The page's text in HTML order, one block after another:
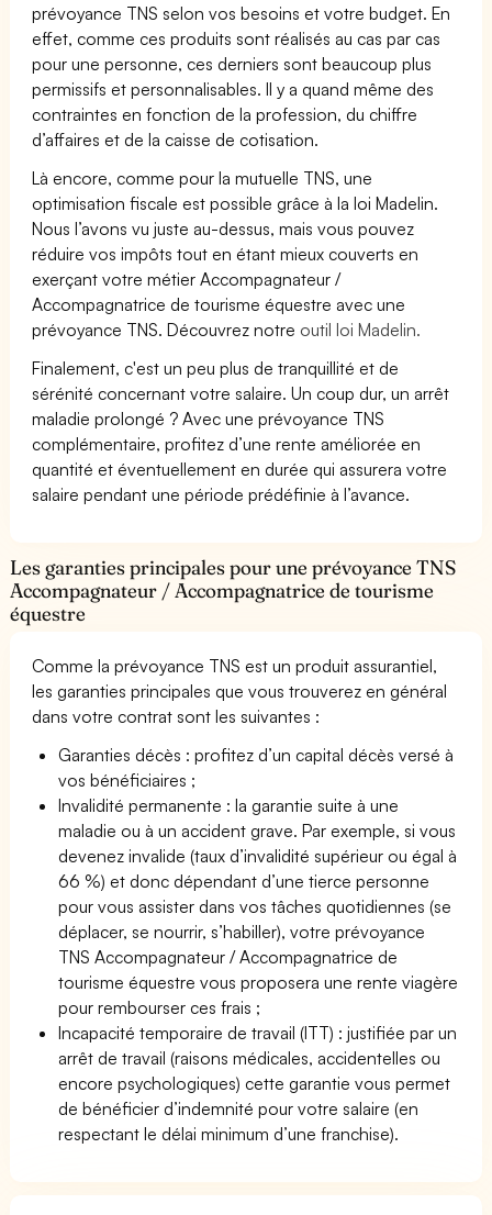
prévoyance TNS selon vos besoins et votre budget. En
effet, comme ces produits sont réalisés au cas par cas
pour une personne, ces derniers sont beaucoup plus
permissifs et personnalisables. Il y a quand même des
contraintes en fonction de la profession, du chiffre
d’affaires et de la caisse de cotisation.
Là encore, comme pour la mutuelle TNS, une
optimisation fiscale est possible grâce à la loi Madelin.
Nous l’avons vu juste au-dessus, mais vous pouvez
réduire vos impôts tout en étant mieux couverts en
exerçant votre métier Accompagnateur /
Accompagnatrice de tourisme équestre avec une
prévoyance TNS. Découvrez notre outil loi Madelin.
Finalement, c'est un peu plus de tranquillité et de
sérénité concernant votre salaire. Un coup dur, un arrêt
maladie prolongé ? Avec une prévoyance TNS
complémentaire, profitez d’une rente améliorée en
quantité et éventuellement en durée qui assurera votre
salaire pendant une période prédéfinie à l’avance.
Les garanties principales pour une prévoyance TNS
Accompagnateur / Accompagnatrice de tourisme
équestre
Comme la prévoyance TNS est un produit assurantiel,
les garanties principales que vous trouverez en général
dans votre contrat sont les suivantes :
Garanties décès : profitez d’un capital décès versé à
vos bénéficiaires ;
Invalidité permanente : la garantie suite à une
maladie ou à un accident grave. Par exemple, si vous
devenez invalide (taux d’invalidité supérieur ou égal à
66 %) et donc dépendant d’une tierce personne
pour vous assister dans vos tâches quotidiennes (se
déplacer, se nourrir, s’habiller), votre prévoyance
TNS Accompagnateur / Accompagnatrice de
tourisme équestre vous proposera une rente viagère
pour rembourser ces frais ;
Incapacité temporaire de travail (ITT) : justifiée par un
arrêt de travail (raisons médicales, accidentelles ou
encore psychologiques) cette garantie vous permet
de bénéficier d’indemnité pour votre salaire (en
respectant le délai minimum d’une franchise).